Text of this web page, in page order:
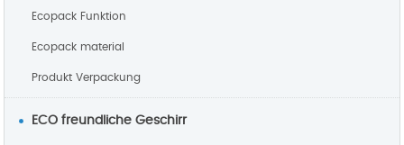
Ecopack Funktion
Ecopack material
Produkt Verpackung
ECO freundliche Geschirr